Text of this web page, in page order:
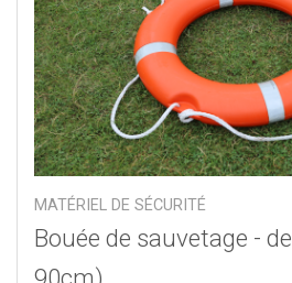
MATÉRIEL DE SÉCURITÉ
Bouée de sauvetage -